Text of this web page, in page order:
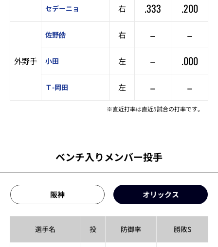
セデーニョ 右 .333 .200
外野手
佐野皓 右 – –
小田 左 – .000
Ｔ-岡田 左 – –
※直近打率は直近5試合の打率です。
ベンチ入りメンバー投手
阪神 オリックス
選手名 投 防御率 勝敗S